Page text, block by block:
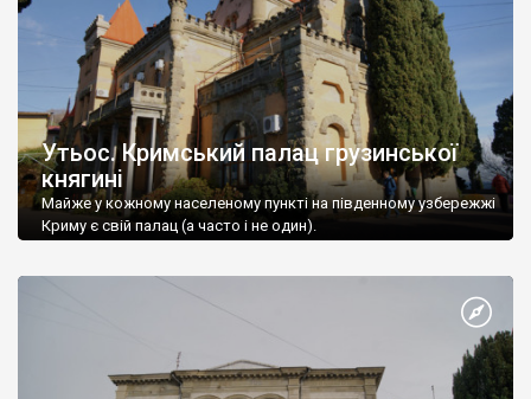
Утьос. Кримський палац грузинської
княгині
Майже у кожному населеному пункті на південному узбережжі
Криму є свій палац (а часто і не один).